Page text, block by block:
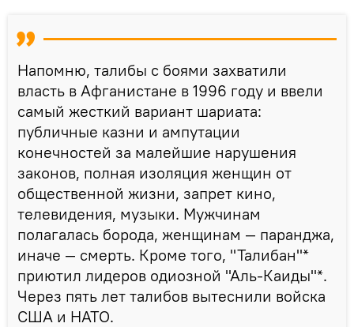
Напомню, талибы с боями захватили
власть в Афганистане в 1996 году и ввели
самый жесткий вариант шариата:
публичные казни и ампутации
конечностей за малейшие нарушения
законов, полная изоляция женщин от
общественной жизни, запрет кино,
телевидения, музыки. Мужчинам
полагалась борода, женщинам — паранджа,
иначе — смерть. Кроме того, "Талибан"*
приютил лидеров одиозной "Аль-Каиды"*.
Через пять лет талибов вытеснили войска
США и НАТО.